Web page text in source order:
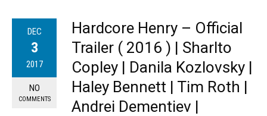
DEC
3
2017
NO
COMMENTS
Hardcore Henry – Official
Trailer ( 2016 ) | Sharlto
Copley | Danila Kozlovsky |
Haley Bennett | Tim Roth |
Andrei Dementiev |